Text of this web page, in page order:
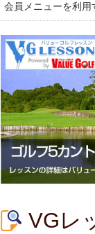
会員メニューを利用
VGレ